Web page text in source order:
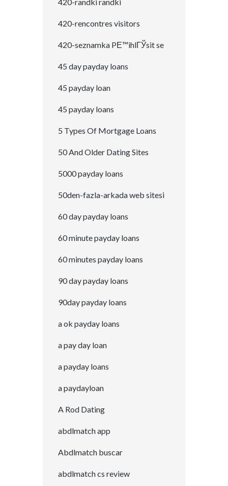
420-rencontres visitors
420-seznamka PЕ™ihlГЎsit se
45 day payday loans
45 payday loan
45 payday loans
5 Types Of Mortgage Loans
50 And Older Dating Sites
5000 payday loans
50den-fazla-arkada web sitesi
60 day payday loans
60 minute payday loans
60 minutes payday loans
90 day payday loans
90day payday loans
a ok payday loans
a pay day loan
a payday loans
a paydayloan
A Rod Dating
abdlmatch app
Abdlmatch buscar
abdlmatch cs review